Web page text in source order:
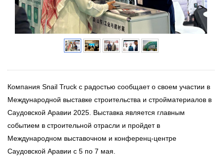
Компания Snail Truck с радостью сообщает о своем участии в
Международной выставке строительства и стройматериалов в
Саудовской Аравии 2025. Выставка является главным
событием в строительной отрасли и пройдет в
Международном выставочном и конференц-центре
Саудовской Аравии с 5 по 7 мая.